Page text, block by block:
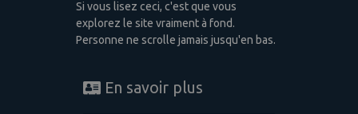
Si vous lisez ceci, c'est que vous
explorez le site vraiment à fond.
Personne ne scrolle jamais jusqu'en bas.
En savoir plus